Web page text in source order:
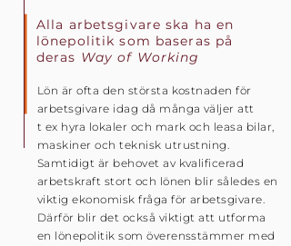
Alla arbetsgivare ska ha en
lönepolitik som baseras på
deras Way of Working
Lön är ofta den största kostnaden för
arbetsgivare idag då många väljer att
t ex hyra lokaler och mark och leasa bilar,
maskiner och teknisk utrustning.
Samtidigt är behovet av kvalificerad
arbetskraft stort och lönen blir således en
viktig ekonomisk fråga för arbetsgivare.
Därför blir det också viktigt att utforma
en lönepolitik som överensstämmer med